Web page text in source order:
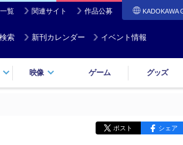
覧 関連サイト 作品公募 KADOKAWA
索 新刊カレンダー イベント情報
映像 ゲーム グッズ
ポスト シェア